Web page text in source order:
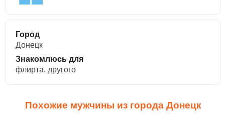
Город
Донецк
Знакомлюсь для
флирта, другого
Похожие мужчины из города Донецк